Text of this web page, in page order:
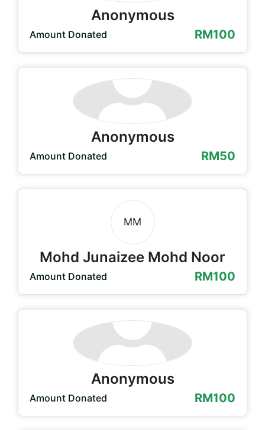
Anonymous
Amount Donated RM100
Anonymous
Amount Donated RM50
MM
Mohd Junaizee Mohd Noor
Amount Donated RM100
Anonymous
Amount Donated RM100